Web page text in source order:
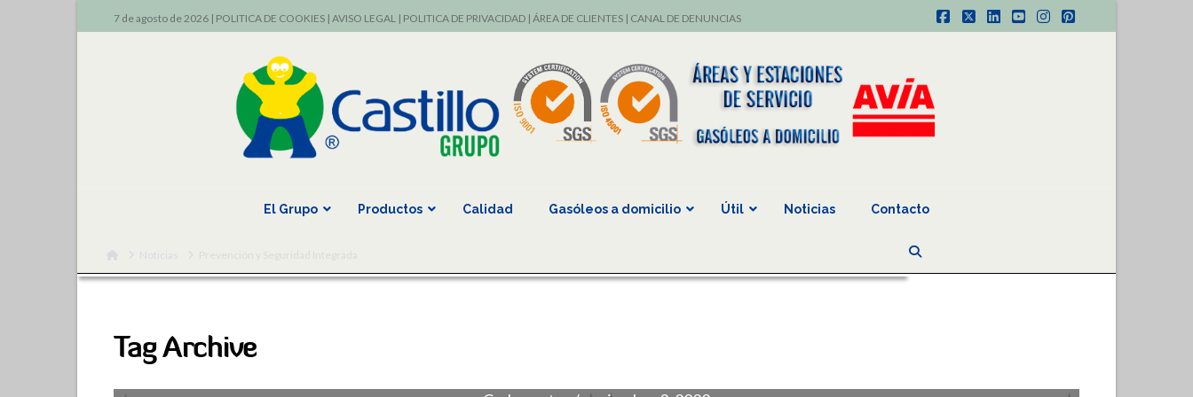
7 de agosto de 2026 | POLITICA DE COOKIES| AVISO LEGAL| POLITICA DE PRIVACIDAD| ÁREA DE CLIENTES| CANAL DE DENUNCIAS
Facebook
X LinkedIn
YouTube
Instagram
Pinterest
El Grupo Productos Calidad Gasóleos a domicilio Útil Noticias Contacto
HomeNoticias
Tag Archive